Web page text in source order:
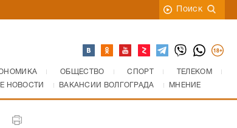
Поиск
ОБЩЕСТВО СПОРТ
ТЕЛЕКОМ
НОВОСТИ ВАКАНСИИ ВОЛГОГРАДА МНЕНИЕ